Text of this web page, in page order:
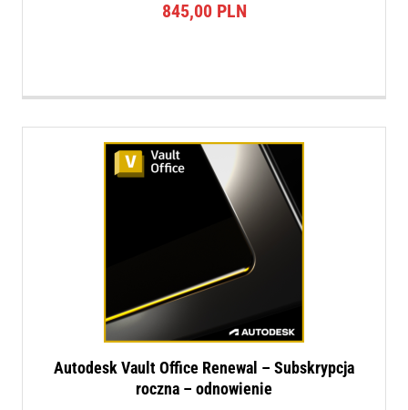
845,00 PLN
Autodesk Vault Office Renewal – Subskrypcja
roczna – odnowienie